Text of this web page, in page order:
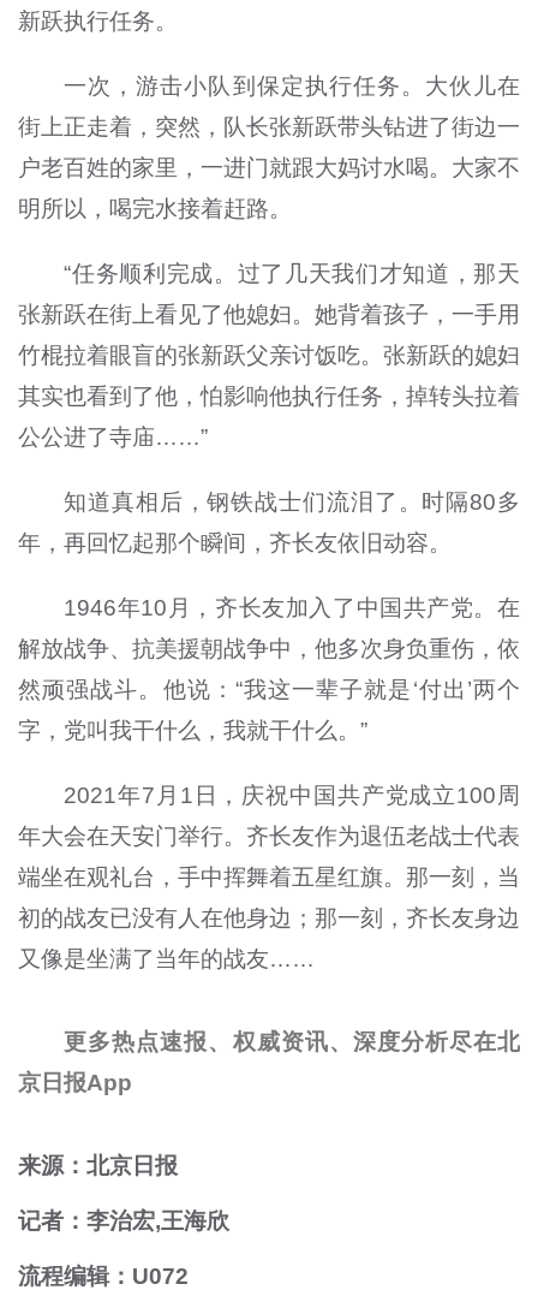
新跃执行任务。
一次，游击小队到保定执行任务。大伙儿在
街上正走着，突然，队长张新跃带头钻进了街边一
户老百姓的家里，一进门就跟大妈讨水喝。大家不
明所以，喝完水接着赶路。
“任务顺利完成。过了几天我们才知道，那天
张新跃在街上看见了他媳妇。她背着孩子，一手用
竹棍拉着眼盲的张新跃父亲讨饭吃。张新跃的媳妇
其实也看到了他，怕影响他执行任务，掉转头拉着
公公进了寺庙……”
知道真相后，钢铁战士们流泪了。时隔80多
年，再回忆起那个瞬间，齐长友依旧动容。
1946年10月，齐长友加入了中国共产党。在
解放战争、抗美援朝战争中，他多次身负重伤，依
然顽强战斗。他说：“我这一辈子就是‘付出’两个
字，党叫我干什么，我就干什么。”
2021年7月1日，庆祝中国共产党成立100周
年大会在天安门举行。齐长友作为退伍老战士代表
端坐在观礼台，手中挥舞着五星红旗。那一刻，当
初的战友已没有人在他身边；那一刻，齐长友身边
又像是坐满了当年的战友……
更多热点速报、权威资讯、深度分析尽在北
京日报App
来源：北京日报
记者：李治宏,王海欣
流程编辑：U072